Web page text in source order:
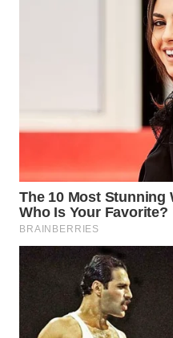
DEPOK
WN
TAPANULI
UTARA
SAMOSIR
WN
PADANG